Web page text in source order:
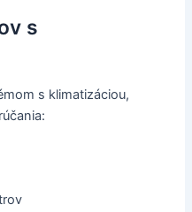
s
s klimatizáciou,